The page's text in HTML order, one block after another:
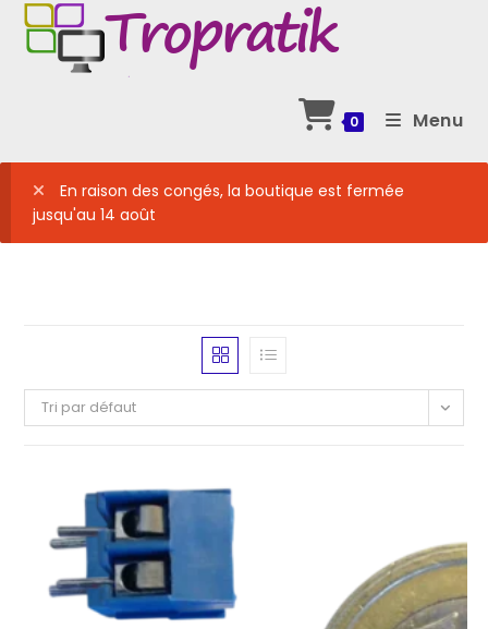
Skip
content
0 Menu
En raison des congés, la boutique est fermée
jusqu'au 14 août
Tri par défaut